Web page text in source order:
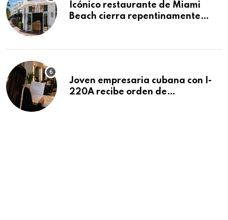
Icónico restaurante de Miami
Beach cierra repentinamente
Joven empresaria cubana con I-
220A recibe orden de